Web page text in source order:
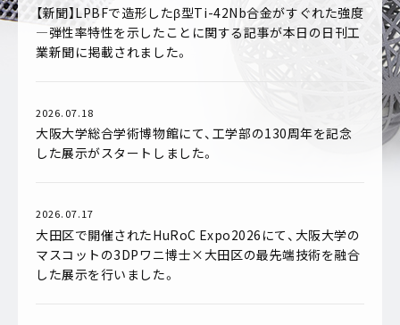
【新聞】LPBFで造形したβ型Ti-42Nb合金がすぐれた強度
―弾性率特性を示したことに関する記事が本日の日刊工
業新聞に掲載されました。
2026.07.18
大阪大学総合学術博物館にて、工学部の130周年を記念
した展示がスタートしました。
2026.07.17
大田区で開催されたHuRoC Expo2026にて、大阪大学の
マスコットの3DPワニ博士×大田区の最先端技術を融合
した展示を行いました。